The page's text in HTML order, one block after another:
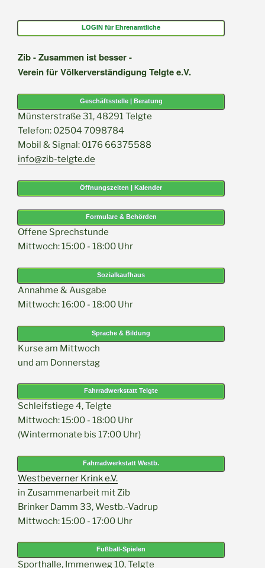
LOGIN für Ehrenamtliche
Zib - Zusammen ist besser -
Verein für Völkerverständigung Telgte e.V.
Geschäftsstelle | Beratung
Münsterstraße 31, 48291 Telgte
Telefon: 02504 7098784
Mobil & Signal: 0176 66375588
info@zib-telgte.de
Öffnungszeiten | Kalender
Formulare & Behörden
Offene Sprechstunde
Mittwoch: 15:00 - 18:00 Uhr
Sozialkaufhaus
Annahme & Ausgabe
Mittwoch: 16:00 - 18:00 Uhr
Sprache & Bildung
Kurse am Mittwoch
und am Donnerstag
Fahrradwerkstatt Telgte
Schleifstiege 4, Telgte
Mittwoch: 15:00 - 18:00 Uhr
(Wintermonate bis 17:00 Uhr)
Fahrradwerkstatt Westb.
Westbeverner Krink e.V.
in Zusammenarbeit mit Zib
Brinker Damm 33, Westb.-Vadrup
Mittwoch: 15:00 - 17:00 Uhr
Fußball-Spielen
Sporthalle, Immenweg 10, Telgte